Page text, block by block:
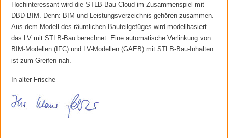
Hochinteressant wird die STLB-Bau Cloud im Zusammenspiel mit
DBD-BIM. Denn: BIM und Leistungsverzeichnis gehören zusammen.
Aus dem Modell des räumlichen Bauteilgefüges wird modellbasiert
das LV mit STLB-Bau berechnet. Eine automatische Verlinkung von
BIM-Modellen (IFC) und LV-Modellen (GAEB) mit STLB-Bau-Inhalten
ist zum Greifen nah.
In alter Frische